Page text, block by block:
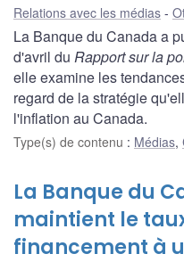
Relations avec les médias
La Banque du Canada a
d'avril du Rapport sur la
elle examine les
regard de la stratégie
l'inflation au Canada.
Type(s) de contenu : Médias,
La Banque du
maintient le
financement à